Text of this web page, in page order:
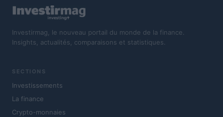
Investirmag, le nouveau portail du monde de la finance.
Insights, actualités, comparaisons et statistiques.
SECTIONS
Investissements
La finance
Crypto-monnaies